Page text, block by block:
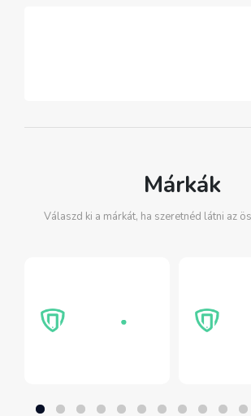
Márkák
Válaszd ki a márkát, ha szeretnéd látni az